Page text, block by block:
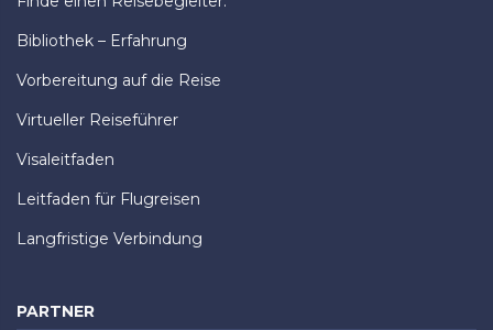
Bibliothek – Erfahrung
Vorbereitung auf die Reise
Virtueller Reiseführer
Visaleitfaden
Leitfaden für Flugreisen
Langfristige Verbindung
PARTNER